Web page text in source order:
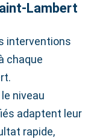
interventions
chaque
niveau
adaptent leur
rapide,